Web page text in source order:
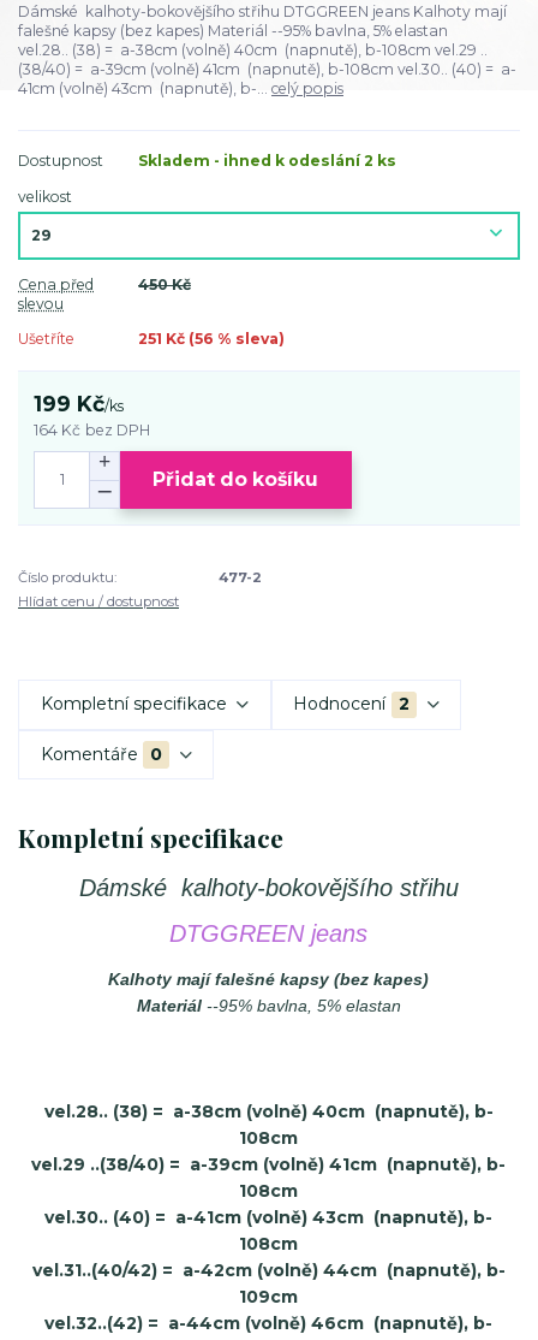
Dámské kalhoty-bokovějšího střihu DTGGREEN jeans Kalhoty mají
falešné kapsy (bez kapes) Materiál --95% bavlna, 5% elastan
vel.28.. (38) = a-38cm (volně) 40cm (napnutě), b-108cm vel.29 ..
(38/40) = a-39cm (volně) 41cm (napnutě), b-108cm vel.30.. (40) = a-
41cm (volně) 43cm (napnutě), b-... celý popis
Dostupnost
Skladem - ihned k odeslání 2 ks
velikost
Cena před
slevou
450 Kč
Ušetříte 251 Kč (56 % sleva)
199 Kč/ks
164 Kč bez DPH
Přidat do košíku
Číslo produktu:
477-2
Hlídat cenu / dostupnost
Kompletní specifikace Hodnocení 2
Komentáře 0
Kompletní specifikace
Dámské kalhoty-bokovějšího střihu
DTGGREEN jeans
Kalhoty mají falešné kapsy (bez kapes)
Materiál--95% bavlna, 5% elastan
vel.28.. (38) = a-38cm (volně) 40cm (napnutě), b-
108cm
vel.29 ..(38/40) = a-39cm (volně) 41cm (napnutě), b-
108cm
vel.30.. (40) = a-41cm (volně) 43cm (napnutě), b-
108cm
vel.31..(40/42) = a-42cm (volně) 44cm (napnutě), b-
109cm
vel.32..(42) = a-44cm (volně) 46cm (napnutě), b-